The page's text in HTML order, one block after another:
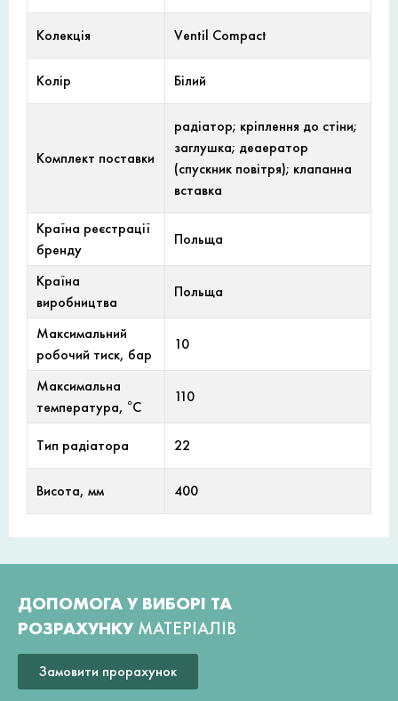
Колекція Ventil Compact
Колір Білий
Комплект поставки
радіатор; кріплення до стіни;
заглушка; деаератор
(спускник повітря); клапанна
вставка
Країна реєстрації
бренду
Польща
Країна
виробництва
Польща
Максимальний
робочий тиск, бар
10
Максимальна
температура, °С
110
Тип радіатора 22
Висота, мм 400
ДОПОМОГА У ВИБОРІ ТА
РОЗРАХУНКУ МАТЕРІАЛІВ
Замовити прорахунок